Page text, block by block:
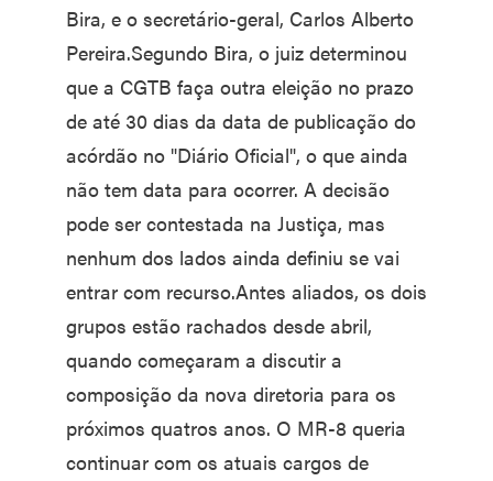
Bira, e o secretário-geral, Carlos Alberto
Pereira.Segundo Bira, o juiz determinou
que a CGTB faça outra eleição no prazo
de até 30 dias da data de publicação do
acórdão no "Diário Oficial", o que ainda
não tem data para ocorrer. A decisão
pode ser contestada na Justiça, mas
nenhum dos lados ainda definiu se vai
entrar com recurso.Antes aliados, os dois
grupos estão rachados desde abril,
quando começaram a discutir a
composição da nova diretoria para os
próximos quatros anos. O MR-8 queria
continuar com os atuais cargos de